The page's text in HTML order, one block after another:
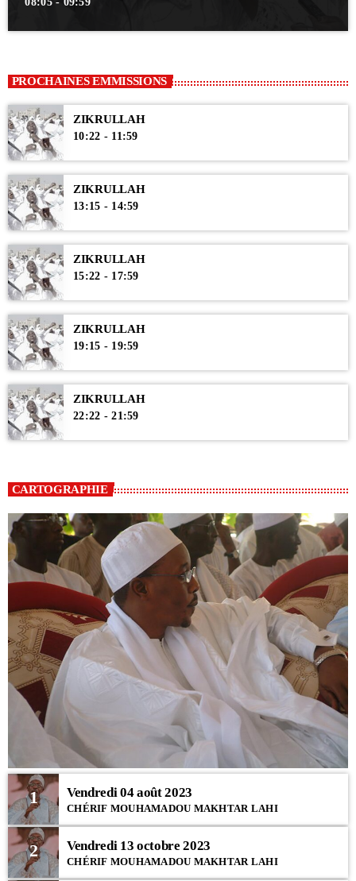
PROCHAINES EMMISSIONS
ZIKRULLAH
10:22 - 11:59
ZIKRULLAH
13:15 - 14:59
ZIKRULLAH
15:22 - 17:59
ZIKRULLAH
19:15 - 19:59
ZIKRULLAH
22:22 - 21:59
CARTOGRAPHIE
1 Vendredi 04 août 2023
CHÉRIF MOUHAMADOU MAKHTAR LAHI
2 Vendredi 13 octobre 2023
CHÉRIF MOUHAMADOU MAKHTAR LAHI